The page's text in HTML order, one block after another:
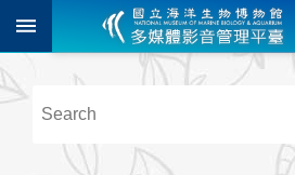
跳到主要內容區塊
階
尋